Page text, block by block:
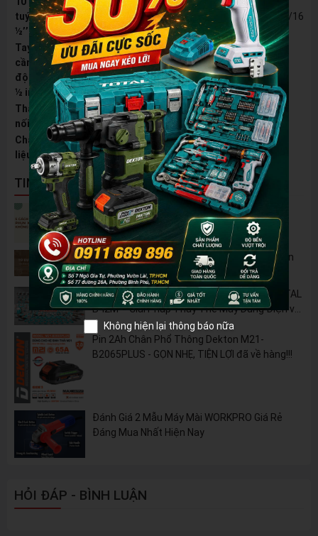
tuýp
½’’
3/8″,7/16″,1/2″,9/16″,5/8″,11/16″,3/4″,13/16″,7/8″,15/16″
Tay
cầm tự
động
½ inch
72T
Thanh
nối
½ inch 125 mm
Chất
liệu
thép CR-V
TIN NỔI BẬT
5 Cách Tận Dụng Máy Phun Xịt Áp Lực Cao
Không Chỉ Để Rửa Xe
Tủ Dụng Cụ CSPS: Giải Pháp Sắp Xếp Chuyên
Nghiệp Cho Mọi Xưởng Cơ Khí
🔋 Đột Phá Công Nghệ: Pin Lithium 42V TOTAL
B42M – Giải Pháp Thay Thế Máy Dùng Điện và
Nhiên Liệu
Pin 2Ah Chân Phổ Thông Dekton M21-
B2065PLUS - GỌN NHẸ, TIỆN LỢI đã về hàng!!!
Đánh Giá 2 Mẫu Máy Mài WORKPRO Giá Rẻ
Đáng Mua Nhất Hiện Nay
HỎI ĐÁP - BÌNH LUẬN
Không hiện lại thông báo nữa